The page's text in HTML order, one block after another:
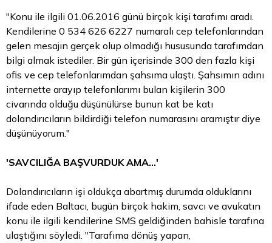
"Konu ile ilgili 01.06.2016 günü birçok kişi tarafımı aradı.
Kendilerine 0 534 626 6227 numaralı cep telefonlarından
gelen mesajın gerçek olup olmadığı hususunda tarafımdan
bilgi almak istediler. Bir gün içerisinde 300 den fazla kişi
ofis ve cep telefonlarımdan şahsıma ulaştı. Şahsımın adını
internette arayıp telefonlarımı bulan kişilerin 300
civarında olduğu düşünülürse bunun kat be katı
dolandırıcıların bildirdiği telefon numarasını aramıştır diye
düşünüyorum."
'SAVCILIĞA BAŞVURDUK AMA...'
Dolandırıcıların işi oldukça abartmış durumda olduklarını
ifade eden Baltacı, bugün birçok hakim, savcı ve avukatın
konu ile ilgili kendilerine SMS geldiğinden bahisle tarafına
ulaştığını söyledi. "Tarafıma dönüş yapan,